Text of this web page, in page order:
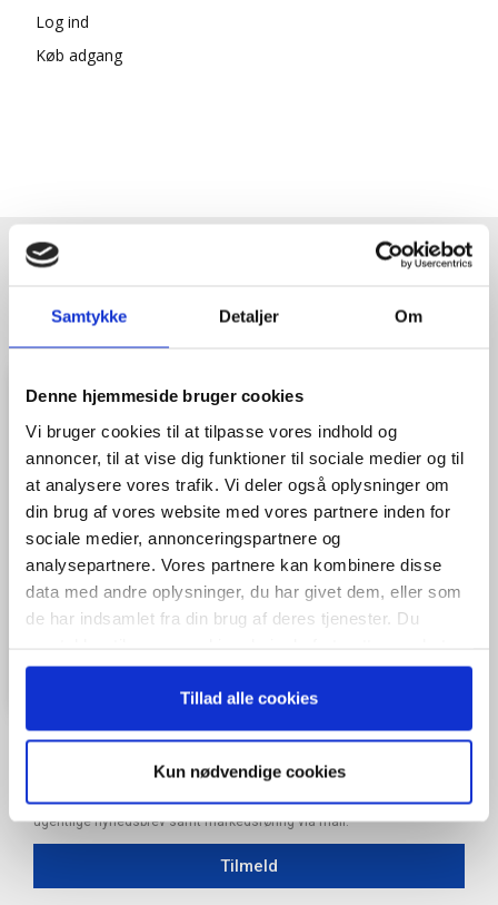
Samtykke Detaljer Om
Denne hjemmeside bruger cookies
Vi bruger cookies til at tilpasse vores indhold og
annoncer, til at vise dig funktioner til sociale medier og til
at analysere vores trafik. Vi deler også oplysninger om
din brug af vores website med vores partnere inden for
sociale medier, annonceringspartnere og
analysepartnere. Vores partnere kan kombinere disse
data med andre oplysninger, du har givet dem, eller som
de har indsamlet fra din brug af deres tjenester. Du
anvende vores hjemmeside.
Tillad alle cookies
Kun nødvendige cookies
Log ind
Køb adgang
EN DANSK BESTYRELSE"
Når du trykker "modtag bogen" bliver du tilmeldt Bestyrelsesguidens
ugentlige nyhedsbrev samt markedsføring via mail.
Tilmeld